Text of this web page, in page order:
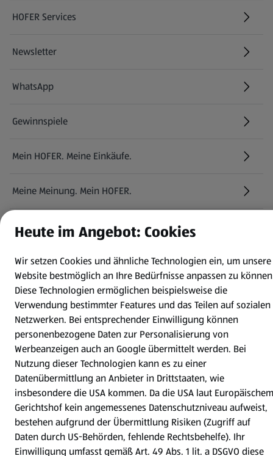
HOFER Services
Newsletter
WhatsApp
Gewinnspiele
Mein HOFER. Meine Einkäufe.
Meine Meinung. Mein HOFER.
Gutscheingroßbestellung
(öffnet in einem neuen Tab)
Folge uns hier:
Jetzt die HOFER App downloaden
Datenschutz- und Richtlinienmenü
Datenschutzhinweis &
Impressum
Security Policy
(öffnet in einem neuen Tab)
Cookie-Einstellungen
Heute im Angebot: Cookies
Wir setzen Cookies und ähnliche Technologien ein, um unsere
Website bestmöglich an Ihre Bedürfnisse anpassen zu
Diese Technologien ermöglichen beispielsweise die
Verwendung bestimmter Features und das Teilen auf sozialen
Netzwerken. Bei entsprechender Einwilligung können
personenbezogene Daten zur Personalisierung von
Werbeanzeigen auch an Google übermittelt werden. Bei
Nutzung dieser Technologien kann es zu einer
Datenübermittlung an Anbieter in Drittstaaten, wie
insbesondere die USA kommen. Da die USA laut Europäischem
Gerichtshof kein angemessenes Datenschutzniveau aufweist,
bestehen aufgrund der Übermittlung Risiken (Zugriff auf
Daten durch US-Behörden, fehlende Rechtsbehelfe). Ihr
Einwilligung umfasst gemäß Art. 49 Abs. 1 lit. a DSGVO diese